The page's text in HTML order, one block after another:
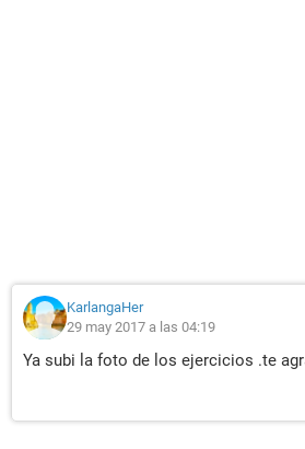
KarlangaHer
29 may 2017 a las 04:19
Ya subi la foto de los ejercicios .te